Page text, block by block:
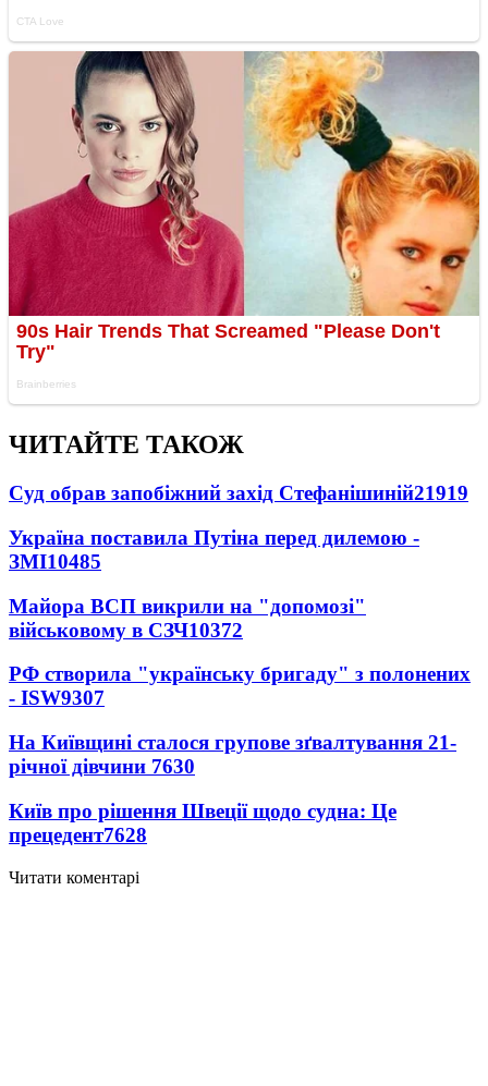
ЧИТАЙТЕ ТАКОЖ
Суд обрав запобіжний захід Стефанішиній21919
Україна поставила Путіна перед дилемою -
ЗМІ10485
Майора ВСП викрили на "допомозі"
військовому в СЗЧ10372
РФ створила "українську бригаду" з полонених
- ISW9307
На Київщині сталося групове зґвалтування 21-
річної дівчини 7630
Київ про рішення Швеції щодо судна: Це
прецедент7628
Читати коментарі